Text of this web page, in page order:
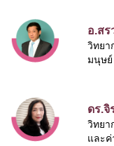
อ.ส
วิทยา
มนุษย์
ดร.
วิทยา
และ